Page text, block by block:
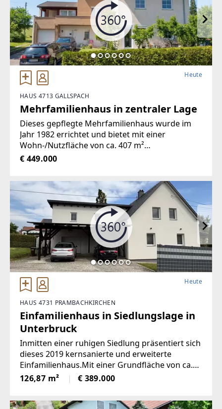
Heute
HAUS 4713 GALLSPACH
Mehrfamilienhaus in zentraler Lage
Dieses gepflegte Mehrfamilienhaus wurde im
Jahr 1982 errichtet und bietet mit einer
Wohn-/Nutzfläche von ca. 407 m²
außergewöhnlich viel Platz. Die Liegenschaft
€ 449.000
Heute
HAUS 4731 PRAMBACHKIRCHEN
Einfamilienhaus in Siedlungslage in
Unterbruck
Inmitten einer ruhigen Siedlung präsentiert sich
dieses 2019 kernsanierte und erweiterte
Einfamilienhaus.Mit einer Grundfläche von ca.
851 m² und einer durchdacht
gestalteten Wohnfläche von ca. 126 m² bietet
126,87 m² € 389.000